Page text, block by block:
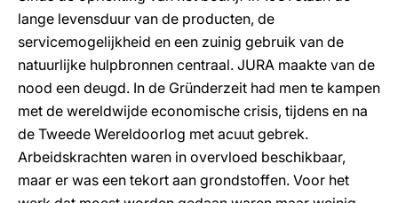
lange levensduur van de producten, de
servicemogelijkheid en een zuinig gebruik van de
natuurlijke hulpbronnen centraal. JURA maakte van de
nood een deugd. In de Gründerzeit had men te kampen
met de wereldwijde economische crisis, tijdens en na
de Tweede Wereldoorlog met acuut gebrek.
Arbeidskrachten waren in overvloed beschikbaar,
maar er was een tekort aan grondstoffen. Voor het